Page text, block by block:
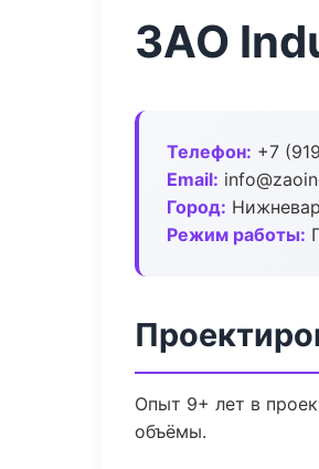
ЗАО
Телефон: +7
Email:
Город:
Режим работы:
Опыт 9+ лет в
объёмы.